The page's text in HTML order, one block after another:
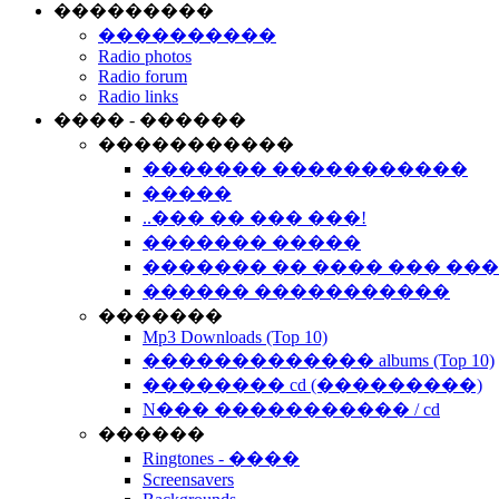
���������
����������
Radio photos
Radio forum
Radio links
���� - ������
�����������
������� �����������
�����
..��� �� ��� ���!
������� �����
������� �� ���� ���
������ �����������
�������
Mp3 Downloads (Top 10)
������������� albums (Top 10)
�������� cd (���������)
N��� ����������� / cd
������
Ringtones - ����
Screensavers